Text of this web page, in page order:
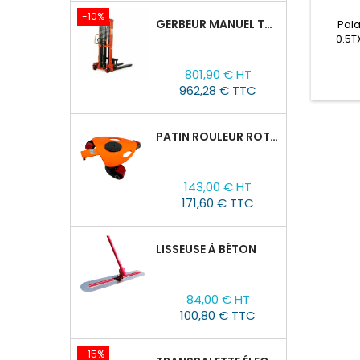
-10% GERBEUR MANUEL TOR CTY-EH 1,5T/1,6M FOURCHES RÉGLABLES 320-770 MM
base
801,90 € HT
962,28 € TTC
PATIN ROULEUR ROTATIVE WCRP-5, CAPACITÉ DE CHARGE 4T
143,00 € HT
171,60 € TTC
LISSEUSE À BÉTON
84,00 € HT
100,80 € TTC
-15%
du